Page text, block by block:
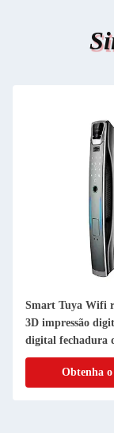
Smart Tuya Wifi
3D impressão
digital fechadura
para porta de aço
Obtenha